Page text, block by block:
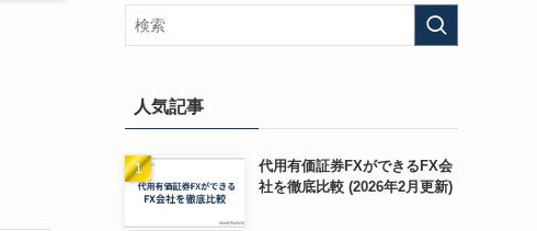
人気記事
代用有価証券FXができるFX会
社を徹底比較 (2026年2月更新)